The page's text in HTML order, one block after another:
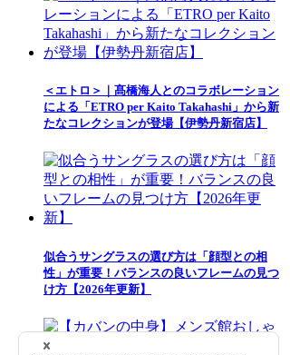
＜エトロ＞｜髙橋海人とのコラボレーション
による「ETRO per Kaito Takahashi」から新
たなコレクションが登場【伊勢丹新宿店】
似合うサングラスの選び方は「顔型との相
性」が重要！バランスの良いフレームの見つ
け方【2026年更新】